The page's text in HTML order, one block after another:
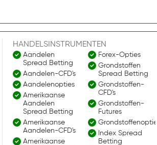
HANDELSINSTRUMENTEN
Aandelen
Spread Betting
Aandelen-CFD's
Aandelenopties
Amerikaanse
Aandelen
Spread Betting
Amerikaanse
Aandelen-CFD's
Amerikaanse
Forex-Opties
Grondstoffen
Spread Betting
Grondstoffen-
CFD's
Grondstoffen-
Futures
Grondstoffenopties
Index Spread
Betting